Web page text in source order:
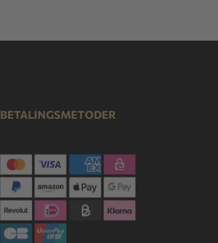
BETALINGSMETODER